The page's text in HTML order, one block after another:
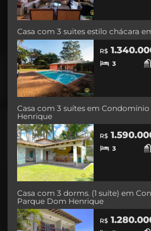
Casa com 3 suites estilo chácara
R$
3
Casa com 3 suítes em
Henrique
R$
3
Casa com 3 dorms. (1 suíte) em
Parque Dom Henrique
R$